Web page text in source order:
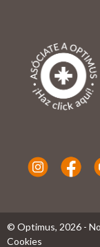
© Optimus, 2026 -
Cookies